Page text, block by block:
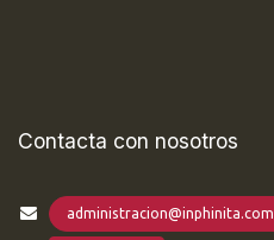
Contacta con nosotros
administracion@inphinita.com